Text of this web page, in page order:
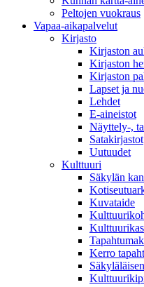
Peltojen vuokraus
Vapaa-aika­palvelut
Kirjasto
Kirjaston
Kirjaston
Kirjaston
Lapset ja
Lehdet
E-aineistot
Näyttely-,
Satakirjastot
Uutuudet
Kulttuuri
Säkylän
Kuvataide
Kerro